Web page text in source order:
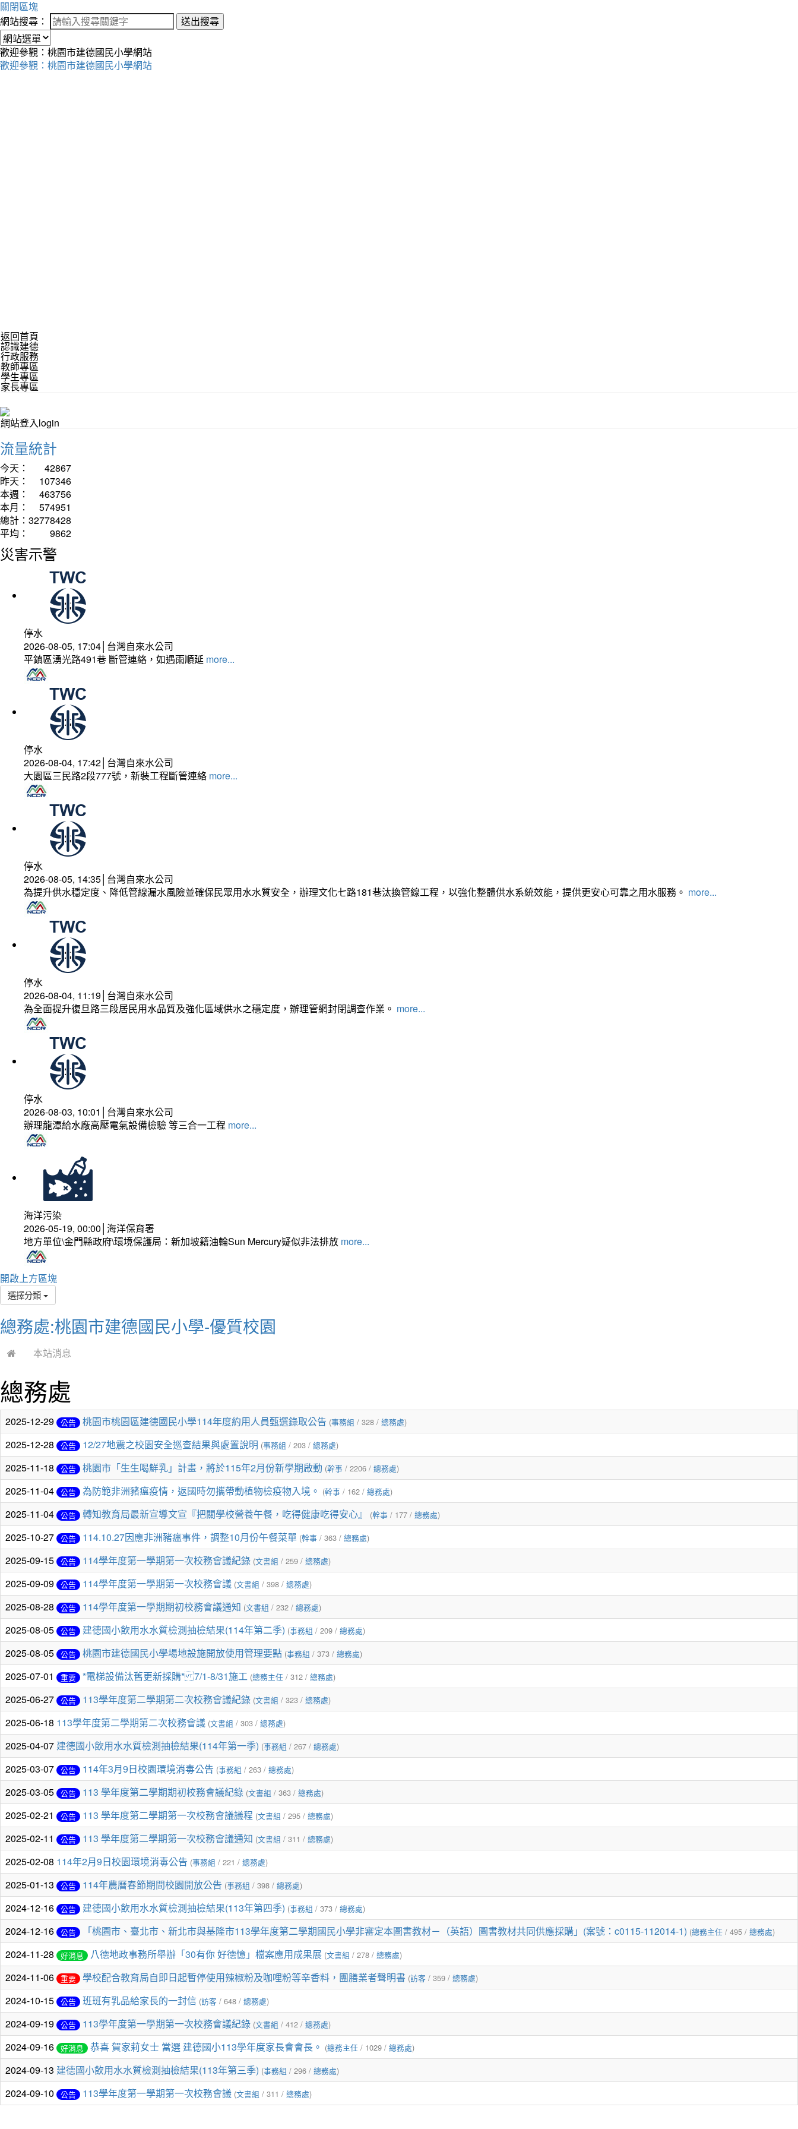
關閉區塊
網站搜尋：
送出搜尋
歡迎參觀：桃園市建德國民小學網站
歡迎參觀：桃園市建德國民小學網站
返回首頁
認識建德
行政服務
教師專區
學生專區
家長專區
網站登入login
流量統計
今天：
42867
昨天：
107346
本週：
463756
本月：
574951
總計： 32778428
平均：
9862
災害示警
停水
2026-08-05, 17:04│台灣自來水公司
平鎮區湧光路491巷 斷管連絡，如遇雨順延 more...
停水
2026-08-04, 17:42│台灣自來水公司
大園區三民路2段777號，新裝工程斷管連絡 more...
停水
2026-08-05, 14:35│台灣自來水公司
為提升供水穩定度、降低管線漏水風險並確保民眾用水水質安全，辦理文化七路181巷汰換管線工程，以強化整體供水系統效能，提供更安心可靠之用水服務。 more...
停水
2026-08-04, 11:19│台灣自來水公司
為全面提升復旦路三段居民用水品質及強化區域供水之穩定度，辦理管網封閉調查作業。 more...
停水
2026-08-03, 10:01│台灣自來水公司
辦理龍潭給水廠高壓電氣設備檢驗 等三合一工程 more...
海洋污染
2026-05-19, 00:00│海洋保育署
地方單位\金門縣政府\環境保護局：新加坡籍油輪Sun Mercury疑似非法排放 more...
開啟上方區塊
選擇分類
總務處:桃園市建德國民小學-優質校園
本站消息
總務處
2025-12-29 公告 桃園市桃園區建德國民小學114年度約用人員甄選錄取公告 (事務組 / 328 / 總務處)
2025-12-28 公告 12/27地震之校園安全巡查結果與處置說明 (事務組 / 203 / 總務處)
2025-11-18 公告 桃園市「生生喝鮮乳」計畫，將於115年2月份新學期啟動 (幹事 / 2206 / 總務處)
2025-11-04 公告 為防範非洲豬瘟疫情，返國時勿攜帶動植物檢疫物入境。 (幹事 / 162 / 總務處)
2025-11-04 公告 轉知教育局最新宣導文宣『把關學校營養午餐，吃得健康吃得安心』 (幹事 / 177 / 總務處)
2025-10-27 公告 114.10.27因應非洲豬瘟事件，調整10月份午餐菜單 (幹事 / 363 / 總務處)
2025-09-15 公告 114學年度第一學期第一次校務會議紀錄 (文書組 / 259 / 總務處)
2025-09-09 公告 114學年度第一學期第一次校務會議 (文書組 / 398 / 總務處)
2025-08-28 公告 114學年度第一學期期初校務會議通知 (文書組 / 232 / 總務處)
2025-08-05 公告 建德國小飲用水水質檢測抽檢結果(114年第二季) (事務組 / 209 / 總務處)
2025-08-05 公告 桃園市建德國民小學場地設施開放使用管理要點 (事務組 / 373 / 總務處)
2025-07-01 重要 *電梯設備汰舊更新採購* 7/1-8/31施工 (總務主任 / 312 / 總務處)
2025-06-27 公告 113學年度第二學期第二次校務會議紀錄 (文書組 / 323 / 總務處)
2025-06-18 113學年度第二學期第二次校務會議 (文書組 / 303 / 總務處)
2025-04-07 建德國小飲用水水質檢測抽檢結果(114年第一季) (事務組 / 267 / 總務處)
2025-03-07 公告 114年3月9日校園環境消毒公告 (事務組 / 263 / 總務處)
2025-03-05 公告 113 學年度第二學期期初校務會議紀錄 (文書組 / 363 / 總務處)
2025-02-21 公告 113 學年度第二學期第一次校務會議議程 (文書組 / 295 / 總務處)
2025-02-11 公告 113 學年度第二學期第一次校務會議通知 (文書組 / 311 / 總務處)
2025-02-08 114年2月9日校園環境消毒公告 (事務組 / 221 / 總務處)
2025-01-13 公告 114年農曆春節期間校園開放公告 (事務組 / 398 / 總務處)
2024-12-16 公告 建德國小飲用水水質檢測抽檢結果(113年第四季) (事務組 / 373 / 總務處)
2024-12-16 公告 「桃園市、臺北市、新北市與基隆市113學年度第二學期國民小學非審定本圖書教材－（英語）圖書教材共同供應採購」(案號：c0115-112014-1) (總務主任 / 495 / 總務處)
2024-11-28 好消息 八德地政事務所舉辦「30有你 好德憶」檔案應用成果展 (文書組 / 278 / 總務處)
2024-11-06 重要 學校配合教育局自即日起暫停使用辣椒粉及咖哩粉等辛香料，團膳業者聲明書 (訪客 / 359 / 總務處)
2024-10-15 公告 班班有乳品給家長的一封信 (訪客 / 648 / 總務處)
2024-09-19 公告 113學年度第一學期第一次校務會議紀錄 (文書組 / 412 / 總務處)
2024-09-16 好消息 恭喜 賀家莉女士 當選 建德國小113學年度家長會會長。 (總務主任 / 1029 / 總務處)
2024-09-13 建德國小飲用水水質檢測抽檢結果(113年第三季) (事務組 / 296 / 總務處)
2024-09-10 公告 113學年度第一學期第一次校務會議 (文書組 / 311 / 總務處)